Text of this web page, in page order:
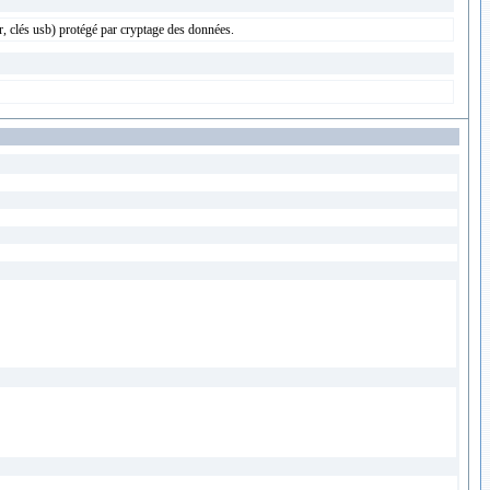
usb) protégé par cryptage des données.